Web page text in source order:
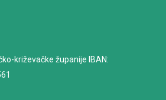
križevačke županije IBAN: